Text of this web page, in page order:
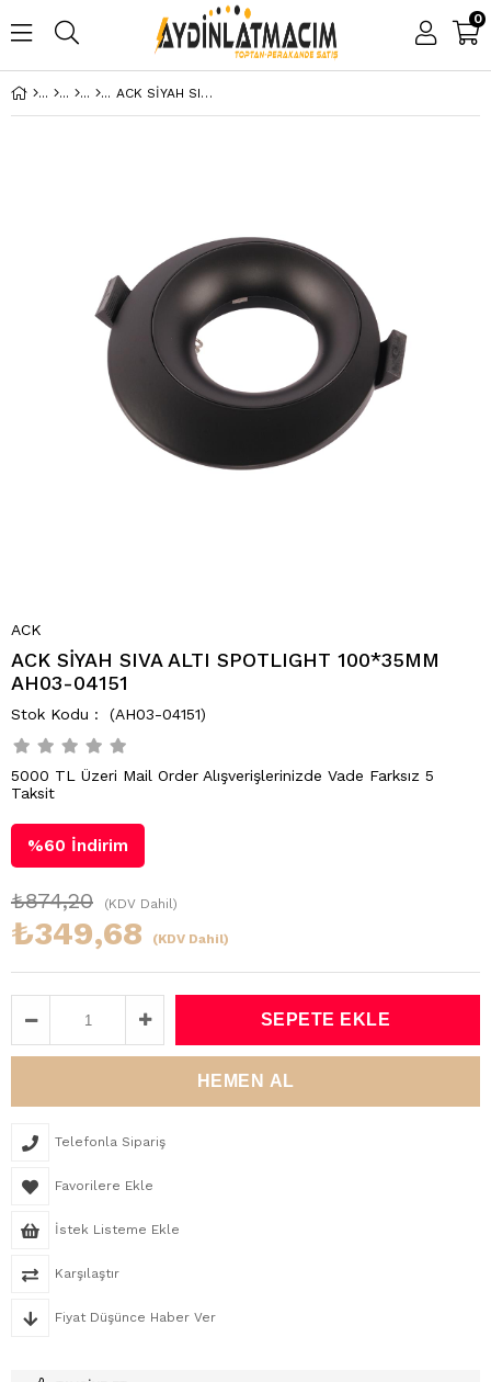
0
ACK SİYAH SIVA ALTI SPOTLIGHT 100*35MM AH03-04151
ACK
ACK SİYAH SIVA ALTI SPOTLIGHT 100*35MM
AH03-04151
(AH03-04151)
5000 TL Üzeri Mail Order Alışverişlerinizde Vade Farksız 5
Taksit
%60 İndirim
₺874,20 (KDV Dahil)
₺349,68 (KDV Dahil)
Telefonla Sipariş
Favorilere Ekle
İstek Listeme Ekle
Karşılaştır
Fiyat Düşünce Haber Ver